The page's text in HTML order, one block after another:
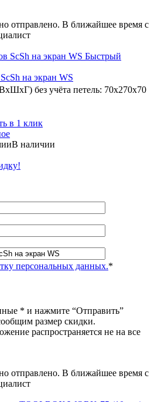
отправлено. В ближайшее время с
Быстрый
на экран WS
без учёта петель: 70x270x70
в 1 клик
В наличии
персональных данных.*
* и нажмите “Отправить”
размер скидки.
распространяется не на все
отправлено. В ближайшее время с